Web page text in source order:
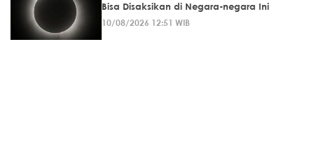
Bisa Disaksikan di Negara-negara Ini
10/08/2026 12:51 WIB